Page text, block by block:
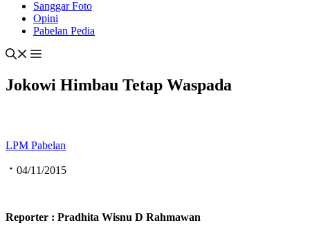
Sanggar Foto
Opini
Pabelan Pedia
Jokowi Himbau Tetap Waspada
LPM Pabelan
04/11/2015
Reporter : Pradhita Wisnu D Rahmawan